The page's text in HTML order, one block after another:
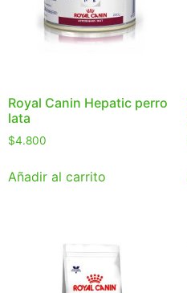
Royal Canin Hepatic perro
lata
$4.800
Añadir al carrito